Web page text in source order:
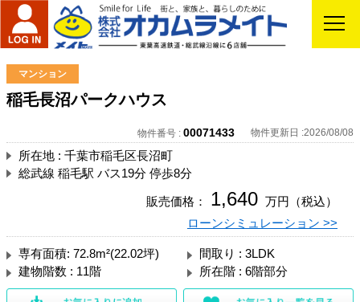
マンション
稲毛長沼パークハウス
物件更新日 :2026/08/08
物件番号 : 00071433
所在地 : 千葉市稲毛区長沼町
総武線 稲毛駅 バス19分 停歩8分
販売価格： 1,640 万円（税込）
ローンシミュレーション >>
専有面積: 72.8m²(22.02坪)
間取り : 3LDK
建物階数 : 11階
所在階 : 6階部分